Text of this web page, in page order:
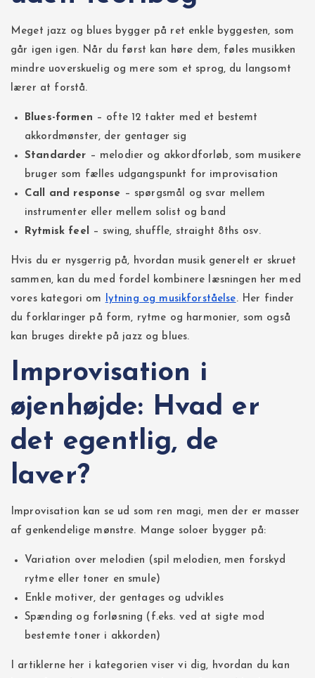
Meget jazz og blues bygger på ret enkle byggesten, som
går igen igen. Når du først kan høre dem, føles musikken
mindre uoverskuelig og mere som et sprog, du langsomt
lærer at forstå.
Blues-formen – ofte 12 takter med et bestemt
akkordmønster, der gentager sig
Standarder – melodier og akkordforløb, som musikere
bruger som fælles udgangspunkt for improvisation
Call and response – spørgsmål og svar mellem
instrumenter eller mellem solist og band
Rytmisk feel
– swing, shuffle, straight 8ths osv.
Hvis du er nysgerrig på, hvordan musik generelt er skruet
sammen, kan du med fordel kombinere læsningen her med
vores kategori om
lytning og musikforståelse. Her finder
du forklaringer på form, rytme og harmonier, som også
kan bruges direkte på jazz og blues.
Improvisation i
øjenhøjde: Hvad er
det egentlig, de
laver?
Improvisation kan se ud som ren magi, men der er masser
af genkendelige mønstre. Mange soloer bygger på:
Variation over melodien (spil melodien, men forskyd
rytme eller toner en smule)
Enkle motiver, der gentages og udvikles
Spænding og forløsning (f.eks. ved at sigte mod
bestemte toner i akkorden)
I artiklerne her i kategorien viser vi dig, hvordan du kan